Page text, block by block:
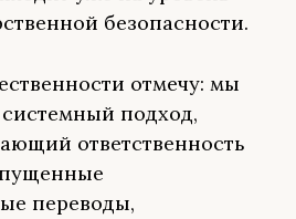
безопасности.
отмечу: мы
подход,
ответственность
переводы,